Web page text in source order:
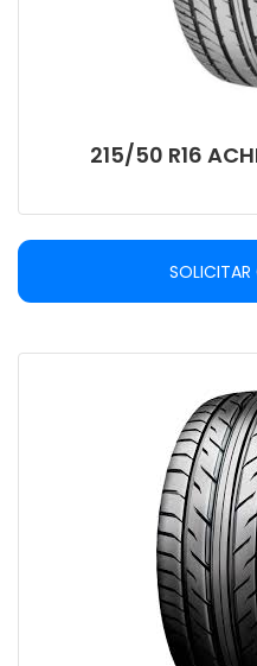
215/50 R16